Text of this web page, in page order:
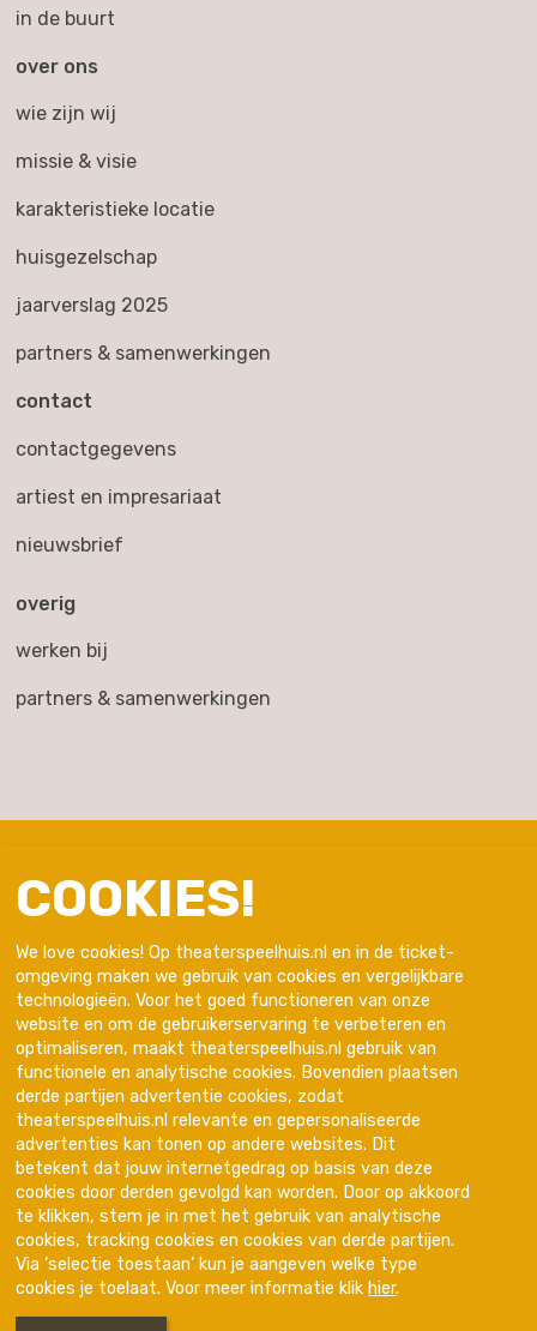
COOKIES!
We love cookies! Op theaterspeelhuis.nl en in de ticket-
omgeving maken we gebruik van cookies en vergelijkbare
technologieën. Voor het goed functioneren van onze
website en om de gebruikerservaring te verbeteren en
optimaliseren, maakt theaterspeelhuis.nl gebruik van
functionele en analytische cookies. Bovendien plaatsen
derde partijen advertentie cookies, zodat
theaterspeelhuis.nl relevante en gepersonaliseerde
advertenties kan tonen op andere websites. Dit
betekent dat jouw internetgedrag op basis van deze
cookies door derden gevolgd kan worden. Door op akkoord
te klikken, stem je in met het gebruik van analytische
cookies, tracking cookies en cookies van derde partijen.
Via ‘selectie toestaan’ kun je aangeven welke type
cookies je toelaat. Voor meer informatie klik hier.
in de buurt
over ons
wie zijn wij
missie & visie
karakteristieke locatie
huisgezelschap
jaarverslag 2025
partners & samenwerkingen
contact
contactgegevens
artiest en impresariaat
nieuwsbrief
overig
werken bij
partners & samenwerkingen
Trotse partner van